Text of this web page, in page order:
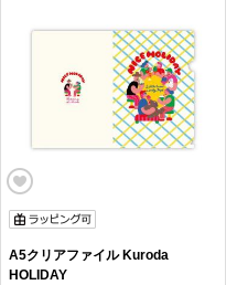
A5クリアファイル Kuroda
HOLIDAY